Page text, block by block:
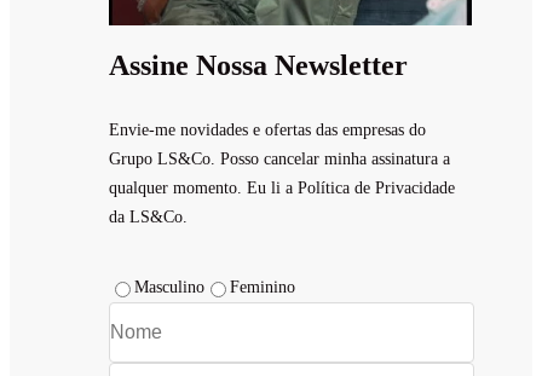
Assine Nossa Newsletter
Envie-me novidades e ofertas das empresas do
Grupo LS&Co. Posso cancelar minha assinatura a
qualquer momento. Eu li a Política de Privacidade
da LS&Co.
Masculino Feminino